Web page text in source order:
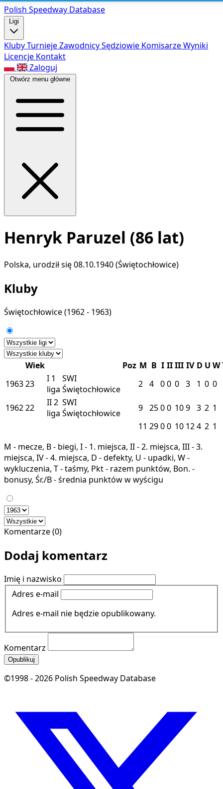
Polish Speedway Database
Ligi
KlubyTurniejeZawodnicySędziowie KomisarzeWyniki
Licencje Kontakt
Zaloguj
Otwórz menu główne
Henryk Paruzel (86 lat)
Polska, urodził się 08.10.1940 (Świętochłowice)
Kluby
Świętochłowice(1962 - 1963)
Wiek Poz M B I IIIII IV D U W
196323 I 1
liga
SWI
Świętochłowice
2 4 00 0 3 1 0 0
196222 II2
liga
SWI
Świętochłowice
9 2500 109 3 2 1
11 2900 10 124 2 1
M - mecze, B - biegi, I - 1. miejsca, II - 2. miejsca, III - 3.
miejsca, IV - 4. miejsca, D - defekty, U - upadki, W -
wykluczenia, T - taśmy, Pkt - razem punktów, Bon. -
bonusy, Śr./B - średnia punktów w wyścigu
Komentarze (0)
Dodaj komentarz
Imię i nazwisko
Adres e-mail
Adres e-mail nie będzie opublikowany.
Komentarz
Opublikuj
©1998 - 2026 Polish Speedway Database